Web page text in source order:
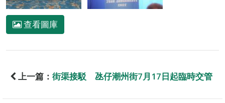
查看圖庫
上一篇： 街渠接駁 氹仔潮州街7月17日起臨時交管